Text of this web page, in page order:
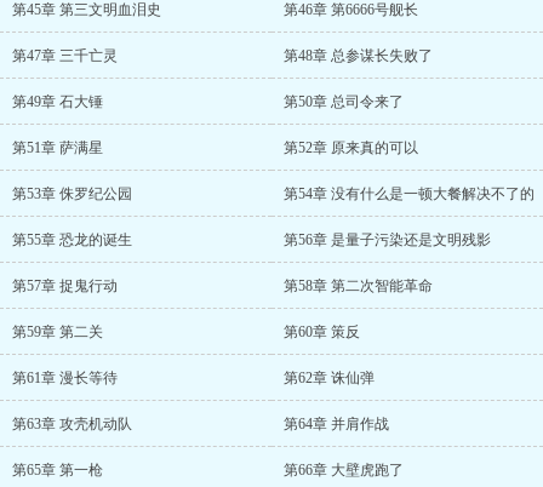
第45章 第三文明血泪史 第46章 第6666号舰长
第47章 三千亡灵 第48章 总参谋长失败了
第49章 石大锤 第50章 总司令来了
第51章 萨满星 第52章 原来真的可以
第53章 侏罗纪公园 第54章 没有什么是一顿大餐解决不了的
第55章 恐龙的诞生 第56章 是量子污染还是文明残影
第57章 捉鬼行动 第58章 第二次智能革命
第59章 第二关 第60章 策反
第61章 漫长等待 第62章 诛仙弹
第63章 攻壳机动队 第64章 并肩作战
第65章 第一枪 第66章 大壁虎跑了